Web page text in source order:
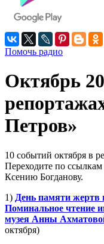
Помочь радио
Октябрь
Петров»
10 событий октября в
Переходите по
Ксению Богданову.
1) День памяти жертв
Поминальное чтение
музея Анны
октября)